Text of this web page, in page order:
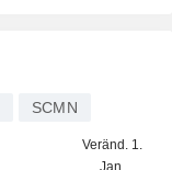
SCMN
Veränd. 1.
Jan.